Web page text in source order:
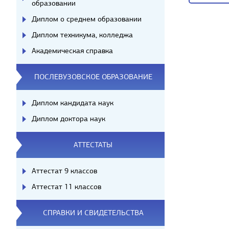
образовании
Диплом о среднем образовании
Диплом техникума, колледжа
Академическая справка
ПОСЛЕВУЗОВСКОЕ ОБРАЗОВАНИЕ
Диплом кандидата наук
Диплом доктора наук
АТТЕСТАТЫ
Аттестат 9 классов
Аттестат 11 классов
СПРАВКИ И СВИДЕТЕЛЬСТВА